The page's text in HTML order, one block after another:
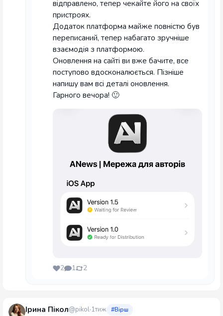
відправлено, тепер чекайте його на своїх
пристроях.
Додаток платформа майже повністю був
переписаний, тепер набагато зручніше
взаємодія з платформою.
Оновлення на сайті ви вже бачите, все
поступово вдосконалюється. Пізніше
напишу вам всі деталі оновлення.
Гарного вечора! 🙂
2 1 2
Ірина Пікол@pikol 1тиж #Вірш